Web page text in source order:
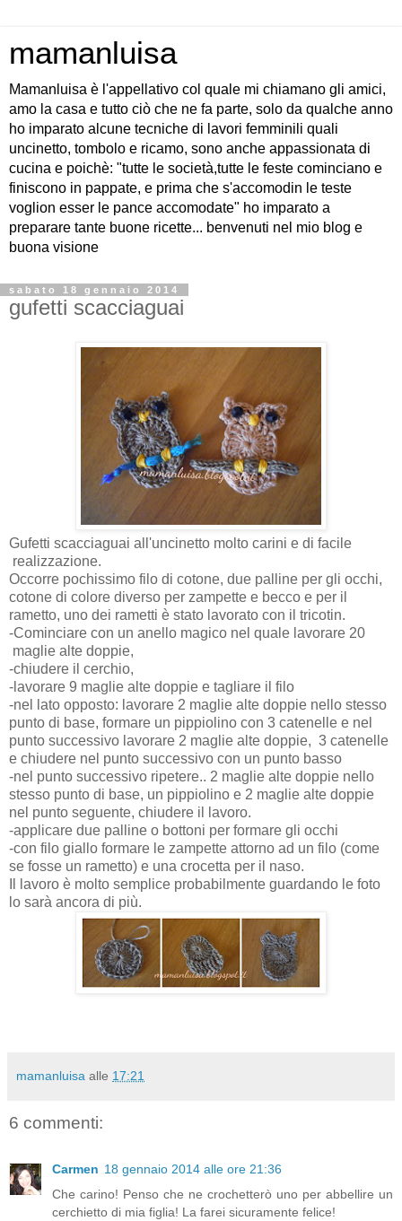
mamanluisa
Mamanluisa è l'appellativo col quale mi chiamano gli amici,
amo la casa e tutto ciò che ne fa parte, solo da qualche anno
ho imparato alcune tecniche di lavori femminili quali
uncinetto, tombolo e ricamo, sono anche appassionata di
cucina e poichè: "tutte le società,tutte le feste cominciano e
finiscono in pappate, e prima che s'accomodin le teste
voglion esser le pance accomodate" ho imparato a
preparare tante buone ricette... benvenuti nel mio blog e
buona visione
sabato 18 gennaio 2014
gufetti scacciaguai
Gufetti scacciaguai all'uncinetto molto carini e di facile
realizzazione.
Occorre pochissimo filo di cotone, due palline per gli occhi,
cotone di colore diverso per zampette e becco e per il
rametto, uno dei rametti è stato lavorato con il tricotin.
-Cominciare con un anello magico nel quale lavorare 20
maglie alte doppie,
-chiudere il cerchio,
-lavorare 9 maglie alte doppie e tagliare il filo
-nel lato opposto: lavorare 2 maglie alte doppie nello stesso
punto di base, formare un pippiolino con 3 catenelle e nel
punto successivo lavorare 2 maglie alte doppie, 3 catenelle
e chiudere nel punto successivo con un punto basso
-nel punto successivo ripetere.. 2 maglie alte doppie nello
stesso punto di base, un pippiolino e 2 maglie alte doppie
nel punto seguente, chiudere il lavoro.
-applicare due palline o bottoni per formare gli occhi
-con filo giallo formare le zampette attorno ad un filo (come
se fosse un rametto) e una crocetta per il naso.
Il lavoro è molto semplice probabilmente guardando le foto
lo sarà ancora di più.
mamanluisa alle 17:21
6 commenti:
Carmen 18 gennaio 2014 alle ore 21:36
Che carino! Penso che ne crochetterò uno per abbellire un
cerchietto di mia figlia! La farei sicuramente felice!